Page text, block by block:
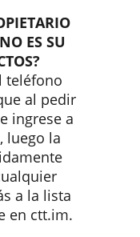
ES SU
teléfono
al pedir
ingrese a
luego la
a la lista
en ctt.im.